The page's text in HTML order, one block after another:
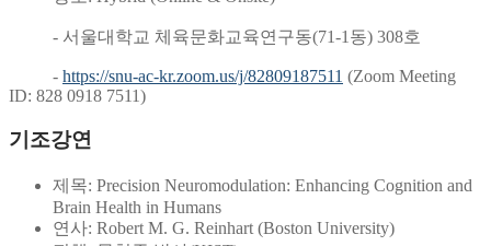
- 서울대학교 체육문화교육연구동(71-1동) 308호
- https://snu-ac-kr.zoom.us/j/82809187511 (Zoom Meeting
ID: 828 0918 7511)
기조강연
제목: Precision Neuromodulation: Enhancing Cognition and
Brain Health in Humans
연사: Robert M. G. Reinhart (Boston University)